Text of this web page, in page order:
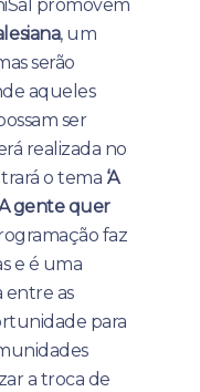
promovem
, um
serão
aqueles
ser
realizada no
o tema ‘A
gente quer
faz
e é uma
entre as
para
a troca de